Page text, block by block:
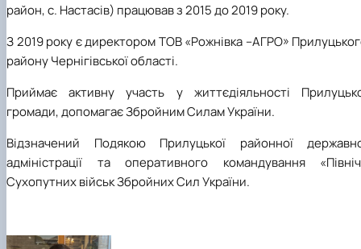
район, с. Настасів) працював з 2015 до 2019 року.
З 2019 року є директором ТОВ «Рожнівка –АГРО»
району Чернігівської області.
Приймає активну участь у життєдіяльності
громади, допомагає Збройним Силам України.
Відзначений Подякою Прилуцької районної
адміністрації та оперативного командування
Сухопутних військ Збройних Сил України.